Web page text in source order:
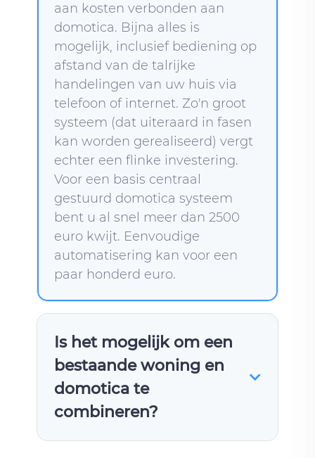
aan kosten verbonden aan
domotica. Bijna alles is
mogelijk, inclusief bediening op
afstand van de talrijke
handelingen van uw huis via
telefoon of internet. Zo'n groot
systeem (dat uiteraard in fasen
kan worden gerealiseerd) vergt
echter een flinke investering.
Voor een basis centraal
gestuurd domotica systeem
bent u al snel meer dan 2500
euro kwijt. Eenvoudige
automatisering kan voor een
paar honderd euro.
Is het mogelijk om een ​​
bestaande woning en
domotica te
combineren?